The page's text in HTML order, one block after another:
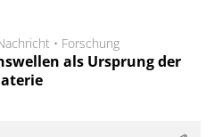
• Forschung
als Ursprung der